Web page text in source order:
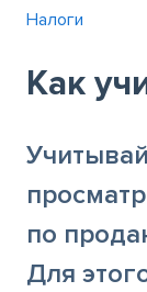
Налоги
Как
по
Для